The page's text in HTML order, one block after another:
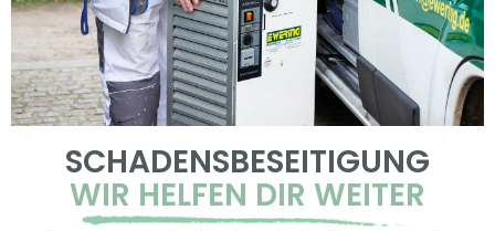
SCHADENSBESEITIGUNG
WIR HELFEN DIR WEITER